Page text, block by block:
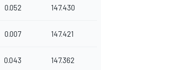
0.052 147.430
0.007 147.421
0.043 147.362